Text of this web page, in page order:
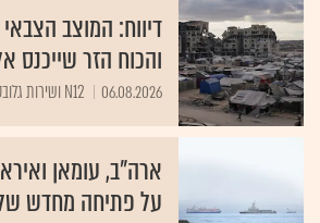
דיווח: המוצב
והכוח הזר שייכנס
06.08.2026 N12 ושירות גלובס
ארה"ב, עומאן
על פתיחה מחדש